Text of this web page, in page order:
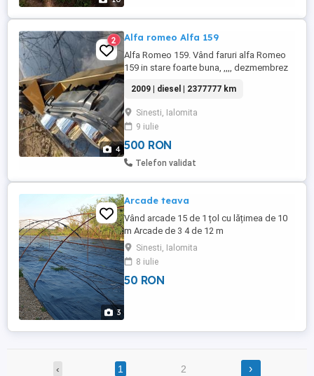
4
2 Alfa romeo Alfa 159
Alfa Romeo 159. Vând faruri alfa Romeo
159 in stare foarte buna, ,,,, dezmembrez
la telefon Alex
2009 | diesel | 2377777 km
Sinesti, Ialomita
9 iulie
500 RON
Telefon validat
3
Arcade teava
Vând arcade 15 de 1 țol cu lățimea de 10
m Arcade de 3 4 de 12 m
Sinesti, Ialomita
8 iulie
50 RON
‹ 1 2 ›